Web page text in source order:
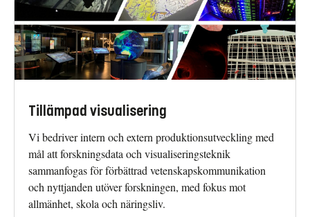
Tillämpad visualisering
Vi bedriver intern och extern produktionsutveckling med
mål att forskningsdata och visualiseringsteknik
sammanfogas för förbättrad vetenskapskommunikation
och nyttjanden utöver forskningen, med fokus mot
allmänhet, skola och näringsliv.